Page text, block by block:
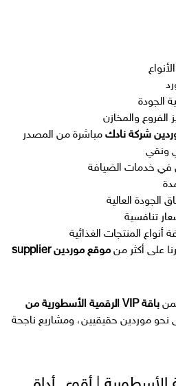
الجودة
الفروع والمخازن
شركة نادك مباشرة من المصدر
ونقي
خدمات الضيافة
الجودة العالية
تنافسية
أنواع المنتجات الغذائية
على أكثر من موقع موردين supplier
باقة VIP الرقمية الأسطورية من
نحو موردين حقيقيين، ومشاريع ناجحة